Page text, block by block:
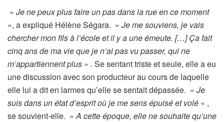
» Je ne peux plus faire un pas dans la rue en ce moment
», a expliqué Hélène Ségara. » Je me souviens, je vais
chercher mon fils à l’école et il y a une émeute. […] Ça fait
cinq ans de ma vie que je n’ai pas vu passer, qui ne
m’appartiennent plus » . Se sentant triste et seule, elle a eu
une discussion avec son producteur au cours de laquelle
elle lui a dit en larmes qu’elle se sentait dépassée. » Je
suis dans un état d’esprit où je me sens épuisé et volé « ,
se souvient-elle. »A cette époque, elle ne souhaite qu’une